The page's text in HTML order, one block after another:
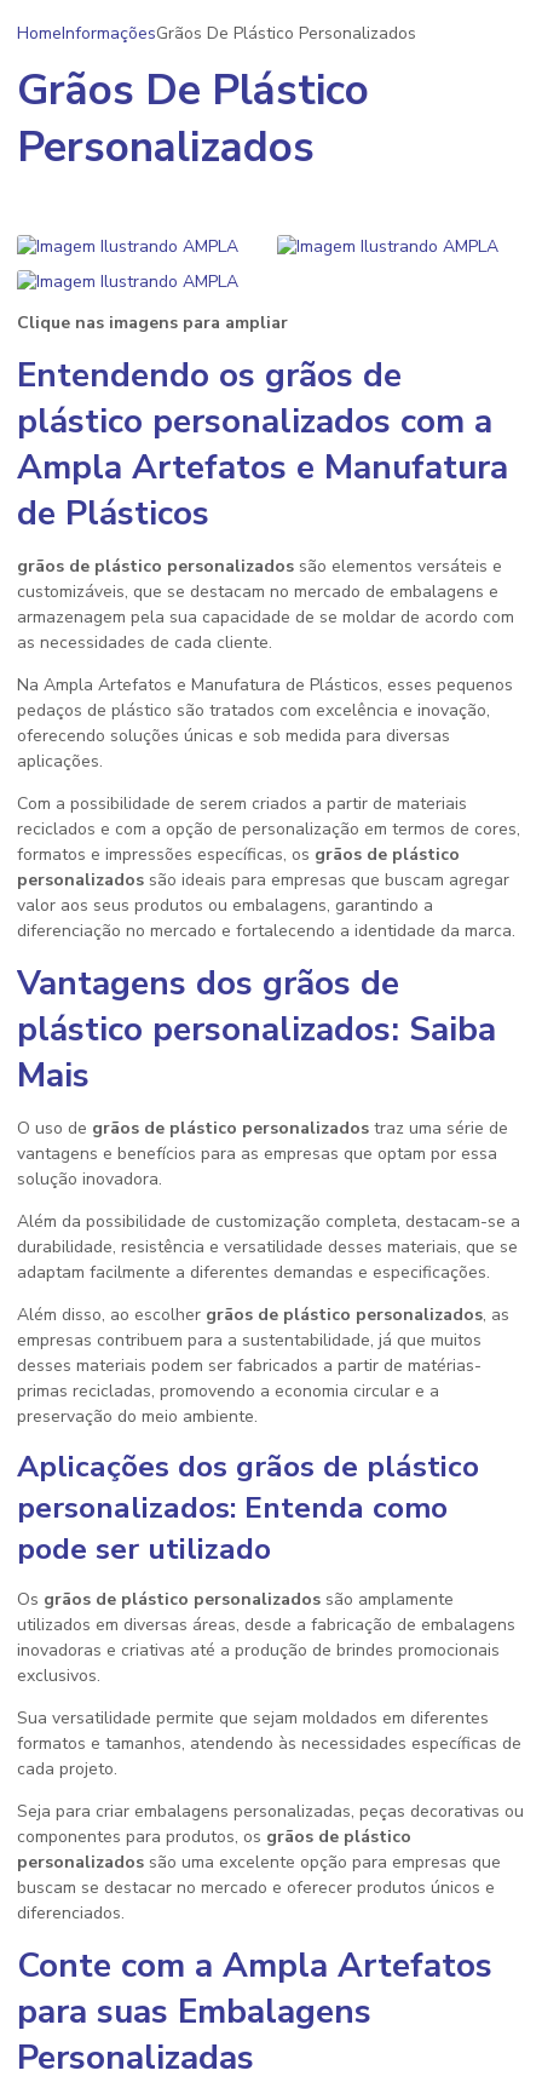
HomeInformaçõesGrãos De Plástico Personalizados
Grãos De Plástico
Personalizados
Clique nas imagens para ampliar
Entendendo os grãos de
plástico personalizados com a
Ampla Artefatos e Manufatura
de Plásticos
grãos de plástico personalizados são elementos versáteis e
customizáveis, que se destacam no mercado de embalagens e
armazenagem pela sua capacidade de se moldar de acordo com
as necessidades de cada cliente.
Na Ampla Artefatos e Manufatura de Plásticos, esses pequenos
pedaços de plástico são tratados com excelência e inovação,
oferecendo soluções únicas e sob medida para diversas
aplicações.
Com a possibilidade de serem criados a partir de materiais
reciclados e com a opção de personalização em termos de cores,
formatos e impressões específicas, os grãos de plástico
personalizados são ideais para empresas que buscam agregar
valor aos seus produtos ou embalagens, garantindo a
diferenciação no mercado e fortalecendo a identidade da marca.
Vantagens dos grãos de
plástico personalizados: Saiba
Mais
O uso de grãos de plástico personalizados traz uma série de
vantagens e benefícios para as empresas que optam por essa
solução inovadora.
Além da possibilidade de customização completa, destacam-se a
durabilidade, resistência e versatilidade desses materiais, que se
adaptam facilmente a diferentes demandas e especificações.
Além disso, ao escolher grãos de plástico personalizados, as
empresas contribuem para a sustentabilidade, já que muitos
desses materiais podem ser fabricados a partir de matérias-
primas recicladas, promovendo a economia circular e a
preservação do meio ambiente.
Aplicações dos grãos de plástico
personalizados: Entenda como
pode ser utilizado
Os grãos de plástico personalizados são amplamente
utilizados em diversas áreas, desde a fabricação de embalagens
inovadoras e criativas até a produção de brindes promocionais
exclusivos.
Sua versatilidade permite que sejam moldados em diferentes
formatos e tamanhos, atendendo às necessidades específicas de
cada projeto.
Seja para criar embalagens personalizadas, peças decorativas ou
componentes para produtos, os grãos de plástico
personalizados são uma excelente opção para empresas que
buscam se destacar no mercado e oferecer produtos únicos e
diferenciados.
Conte com a Ampla Artefatos
para suas Embalagens
Personalizadas